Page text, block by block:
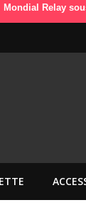
sous 72h (+